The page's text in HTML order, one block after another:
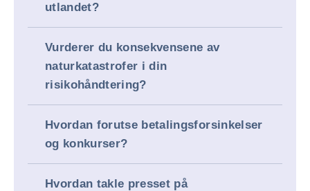
utlandet?
Vurderer du konsekvensene av
naturkatastrofer i din
risikohåndtering?
Hvordan forutse betalingsforsinkelser
og konkurser?
Hvordan takle presset på